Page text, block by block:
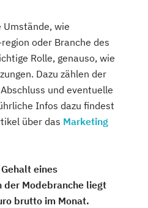
Umstände, wie
oder Branche des
Rolle, genauso, wie
Dazu zählen der
und eventuelle
Infos dazu findest
über das Marketing
eines
der Modebranche liegt
brutto im Monat.